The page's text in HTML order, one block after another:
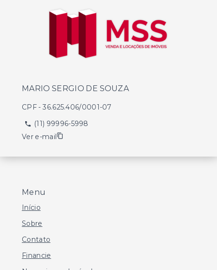
Menu
Início
Sobre
Contato
Financie
MARIO SERGIO DE SOUZA
CPF-36.625.406/0001-07
(11) 99996-5998
Ver e-mail